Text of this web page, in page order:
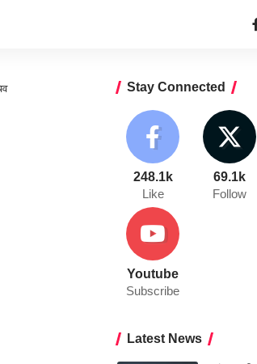
Stay Connected
248.1k
Like
69.1k
Follow
Youtube
Subscribe
Latest News